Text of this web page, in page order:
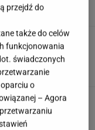
mówił o chorobie.
do myślenia.
przejdź do
także do celów
funkcjonowania
świadczonych
o
– Agora